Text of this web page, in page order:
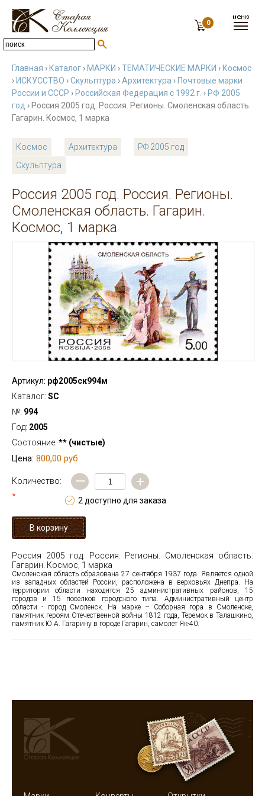
0
Главная › Каталог › МАРКИ ›ТЕМАТИЧЕСКИЕ МАРКИ › Космос
› ИСКУССТВО ›Скульптура ›Архитектура › Почтовые марки
России и СССР › Российская Федерация с 1992 г. › РФ 2005
год › Россия 2005 год. Россия. Регионы. Смоленская область.
Гагарин. Космос, 1 марка
Космос Архитектура
РФ 2005 год
Скульптура
Россия 2005 год. Россия. Регионы.
Смоленская область. Гагарин.
Космос, 1 марка
Артикул: рф2005ск994м
Каталог: SC
№: 994
Год: 2005
Состояние: ** (чистые)
Цена: 800,00 руб.
Количество:
*
— +
2 доступно для заказа
Россия 2005 год. Россия. Регионы. Смоленская область.
Гагарин. Космос, 1 марка
Смоленская область образована 27 сентября 1937 года. Является одной
из западных областей России, расположена в верховьях Днепра. На
территории области находятся 25 административных районов, 15
городов и 15 поселков городского типа. Административный центр
области - город Смоленск. На марке – Соборная гора в Смоленске,
памятник героям Отечественной войны 1812 года, Теремок в Талашкино,
памятник Ю.А. Гагарину в городе Гагарин, самолет Як-40.